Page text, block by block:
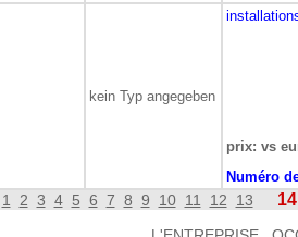
kein Typ angegeben
prix: vs
Numéro
1 2 3 4 5 6 7 8 9 10 11 12 13 14